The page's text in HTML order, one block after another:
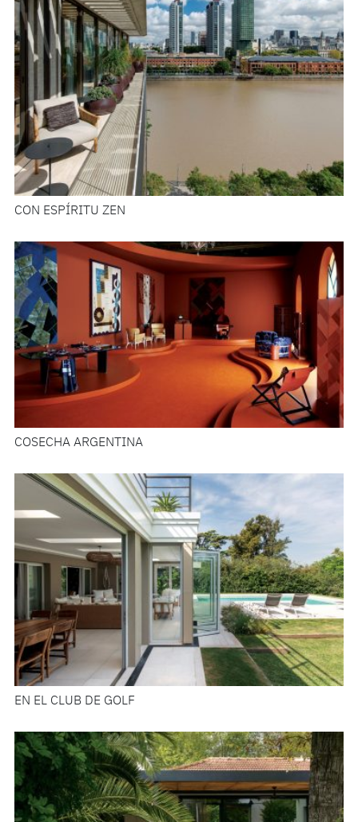
CON ESPÍRITU ZEN
COSECHA ARGENTINA
EN EL CLUB DE GOLF